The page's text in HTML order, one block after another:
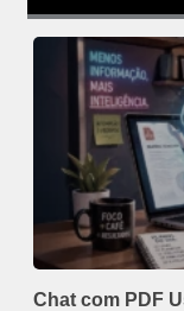
Chat com PDF